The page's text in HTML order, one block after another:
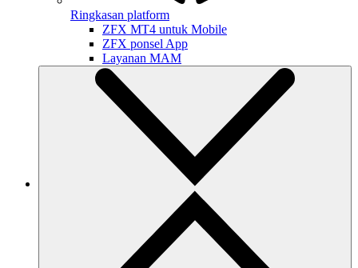
Ringkasan platform
ZFX MT4 untuk Mobile
ZFX ponsel App
Layanan MAM